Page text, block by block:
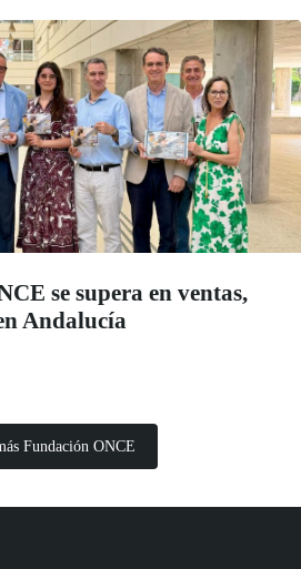
se supera en ventas,
Andalucía
Fundación ONCE